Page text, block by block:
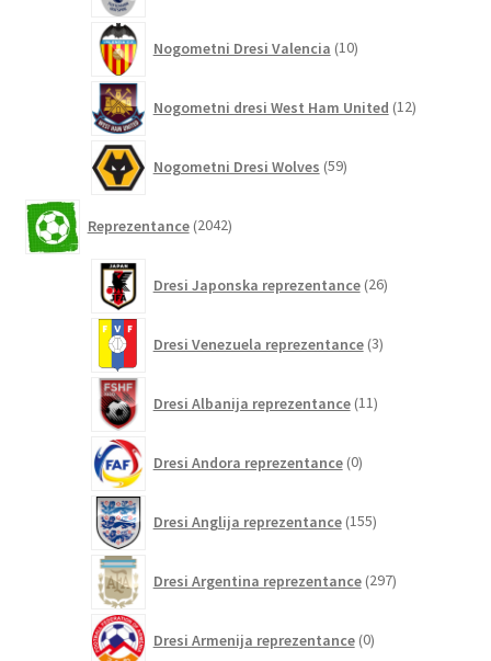
Nogometni Dresi Valencia 10izdelkov
Nogometni dresi West Ham United 12izdelkov
Nogometni Dresi Wolves 59izdelkov
Reprezentance 2042izdelkov
Dresi Japonska reprezentance 26izdelkov
Dresi Venezuela reprezentance 3izdelki
Dresi Albanija reprezentance 11izdelkov
Dresi Andora reprezentance 0izdelkov
Dresi Anglija reprezentance 155izdelkov
Dresi Argentina reprezentance 297izdelkov
Dresi Armenija reprezentance 0izdelkov